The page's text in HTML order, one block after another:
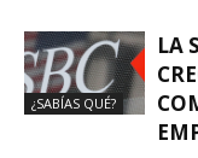
¿SABÍAS QUÉ?
LA